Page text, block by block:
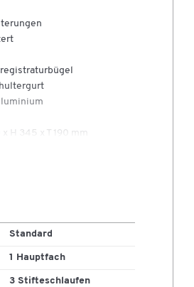
H 345 x T 190 mm
H 365 x T 200 mm
Standard
1 Hauptfach
3 Stifteschlaufen